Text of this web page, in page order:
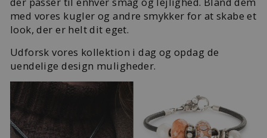
med vores kugler og andre smykker for at skabe et
look, der er helt dit eget.
Udforsk vores kollektion i dag og opdag de
uendelige design muligheder.